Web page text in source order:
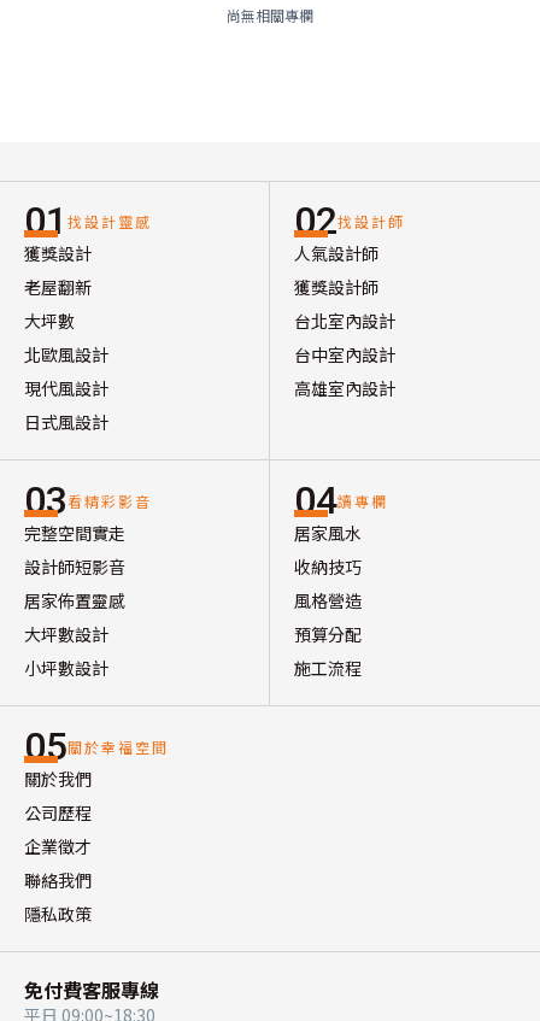
尚無相關專欄
01 找設計靈感
獲獎設計
老屋翻新
大坪數
北歐風設計
現代風設計
日式風設計
02找設計師
人氣設計師
獲獎設計師
台北室內設計
台中室內設計
高雄室內設計
03看精彩影音
完整空間實走
設計師短影音
居家佈置靈感
大坪數設計
小坪數設計
04讀專欄
居家風水
收納技巧
風格營造
預算分配
施工流程
05關於幸福空間
關於我們
公司歷程
企業徵才
聯絡我們
隱私政策
免付費客服專線
平日 09:00~18:30